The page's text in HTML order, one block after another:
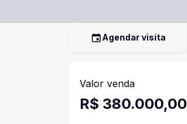
Agendar visita
Valor venda
R$ 380.000,00